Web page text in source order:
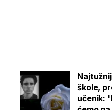
škole,
učenik: